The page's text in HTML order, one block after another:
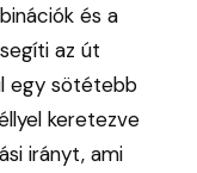
és a
az út
egy sötétebb
keretezve
irányt, ami